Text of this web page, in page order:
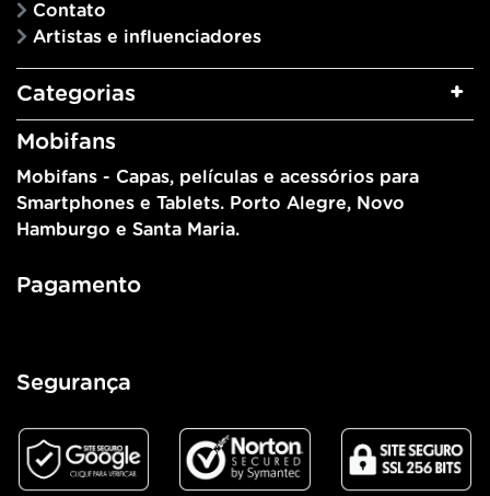
Contato
Artistas e influenciadores
Categorias
Mobifans
Mobifans - Capas, películas e acessórios para
Smartphones e Tablets. Porto Alegre, Novo
Hamburgo e Santa Maria.
Pagamento
Segurança